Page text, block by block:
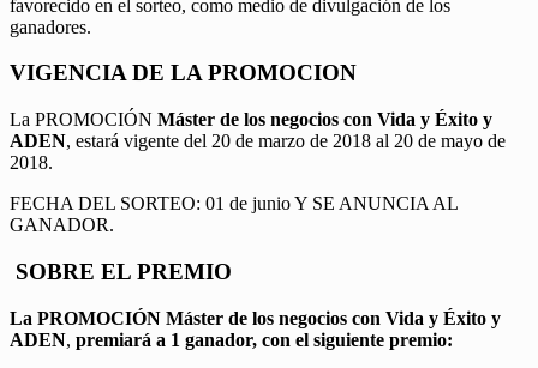
favorecido en el sorteo, como medio de divulgación de los
ganadores.
VIGENCIA DE LA PROMOCION
La PROMOCIÓN Máster de los negocios con Vida y Éxito y
ADEN, estará vigente del 20 de marzo de 2018 al 20 de mayo de
2018.
FECHA DEL SORTEO: 01 de junio Y SE ANUNCIA AL
GANADOR.
SOBRE EL PREMIO
La PROMOCIÓN Máster de los negocios con Vida y Éxito y
ADEN, premiará a 1 ganador, con el siguiente premio: